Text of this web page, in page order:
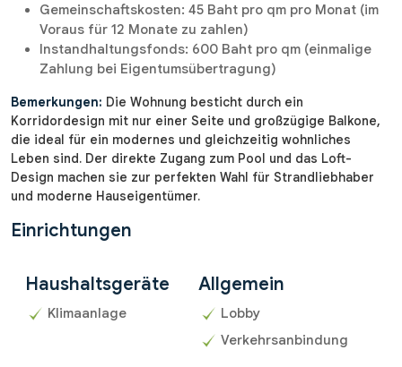
Gemeinschaftskosten: 45 Baht pro qm pro Monat (im
Voraus für 12 Monate zu zahlen)
Instandhaltungsfonds: 600 Baht pro qm (einmalige
Zahlung bei Eigentumsübertragung)
Bemerkungen: Die Wohnung besticht durch ein
Korridordesign mit nur einer Seite und großzügige Balkone,
die ideal für ein modernes und gleichzeitig wohnliches
Leben sind. Der direkte Zugang zum Pool und das Loft-
Design machen sie zur perfekten Wahl für Strandliebhaber
und moderne Hauseigentümer.
Einrichtungen
Haushaltsgeräte
Klimaanlage
Allgemein
Lobby
Verkehrsanbindung